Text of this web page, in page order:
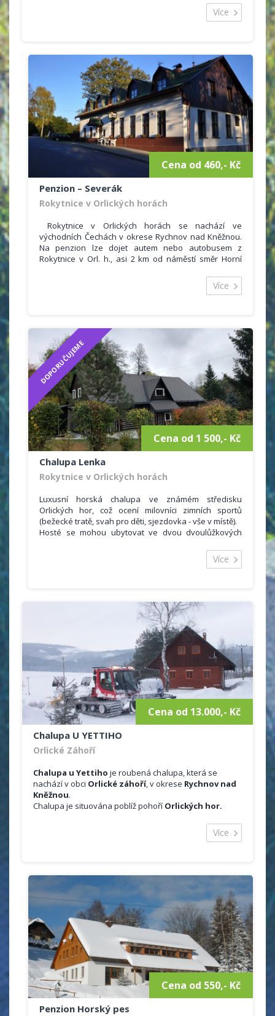
Nabízíme ubytování v jedenácti 2-,3- a 4-lůžkových
pokojích s vlastním sociálním zařízením a TV. Součástí
a to i méně zdatným sportovcům bez vlastního
sportovního vybavení - 100 m od pensionu je k dispozici
půjčovna lyží (běžeckých i sjezdových).
Více
Cena od 460,- Kč
Penzion – Severák
Rokytnice v Orlických horách
Rokytnice v Orlických horách se nachází ve
východních Čechách v okrese Rychnov nad Kněžnou.
Na penzion lze dojet autem nebo autobusem z
Rokytnice v Orl. h., asi 2 km od náměstí směr Horní
Rodinný penzion nabízí ubytování s celoročním
provozem. Ubytování je vhodné pro páry, rodiny s
zařízením (uyvdlo, WC, sprchový kout). Příjemné
posezení s přáteli na mansardě s balkonem.
Parkování přímo u ubjektu, dobrá dostupnost i v zimě.
Více
DOPORUČUJEME
Cena od 1 500,- Kč
Chalupa Lenka
Rokytnice v Orlických horách
Luxusní horská chalupa ve známém středisku
Orlických hor, což ocení milovníci zimních sportů
(bežecké tratě, svah pro děti, sjezdovka - vše v místě).
Hosté se mohou ubytovat ve dvou dvoulůžkových
sociálním zařízením (2 koupelny, 2 WC). Ubytovaní si
mohou vařit ve společné kuchyňce (lednička, myčka,
Více
Cena od 13.000,- Kč
Chalupa U YETTIHO
Orlické Záhoří
Chalupa u Yettiho je roubená chalupa, která se
nachází v obci Orlické záhoří, v okrese Rychnov nad
Kněžnou.
Chalupa je situována poblíž pohoří Orlických hor.
Celková kapacita objektu je 10 lůžek ve 3 ložnicích.
2x čtyřlůžkové ložnice + 1x dvoulůžková ložnice
sociální zařízení v přízemí (sprchový kout,
toaleta), 1x toaleta v první patře
vytápění krbovými kamny
plně vybavená kuchyně (nádobí, mikrovlná
trouba, varná konvice, trouba, lednice s
mrazákem, touster)
jídelní kout
satelitní televizor
Více
Cena od 550,- Kč
Penzion Horský pes